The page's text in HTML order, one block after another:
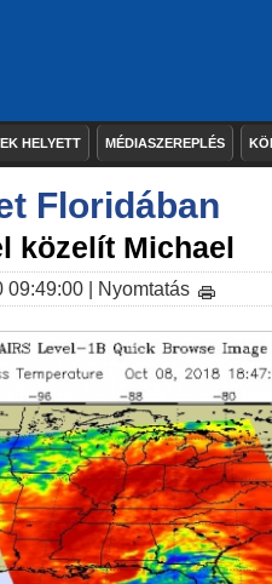
HELYETT MÉDIASZEREPLÉS
Floridában
közelít Michael
| Nyomtatás